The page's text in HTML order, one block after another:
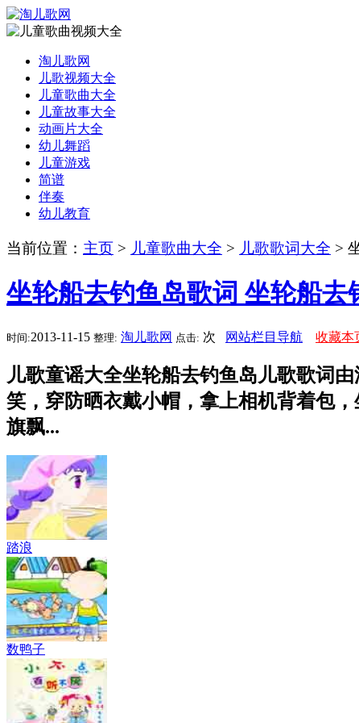
淘儿歌网
儿歌视频大全
儿童歌曲大全
儿童故事大全
动画片大全
幼儿舞蹈
儿童游戏
简谱
伴奏
幼儿教育
当前位置： 主页 > 儿童歌曲大全 > 儿歌歌词大全 >
坐轮船去钓鱼岛歌词 坐轮船去
时间:2013-11-15 整理: 淘儿歌网 点击: 次 网站栏目导航 收藏本
儿歌童谣大全坐轮船去钓鱼岛儿歌歌词
笑，穿防晒衣戴小帽，拿上相机背着包
旗飘...
踏浪
数鸭子